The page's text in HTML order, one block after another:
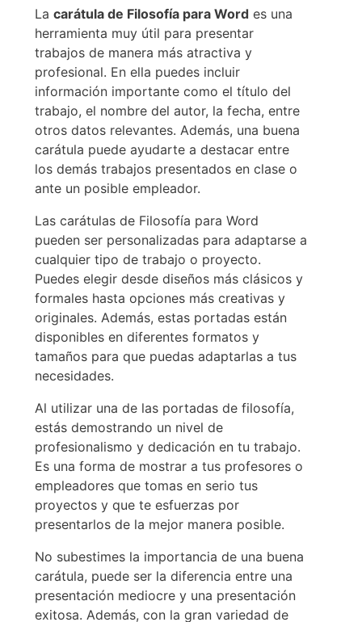
La carátula de Filosofía para Word es una
herramienta muy útil para presentar
trabajos de manera más atractiva y
profesional. En ella puedes incluir
información importante como el título del
trabajo, el nombre del autor, la fecha, entre
otros datos relevantes. Además, una buena
carátula puede ayudarte a destacar entre
los demás trabajos presentados en clase o
ante un posible empleador.
Las carátulas de Filosofía para Word
pueden ser personalizadas para adaptarse a
cualquier tipo de trabajo o proyecto.
Puedes elegir desde diseños más clásicos y
formales hasta opciones más creativas y
originales. Además, estas portadas están
disponibles en diferentes formatos y
tamaños para que puedas adaptarlas a tus
necesidades.
Al utilizar una de las portadas de filosofía,
estás demostrando un nivel de
profesionalismo y dedicación en tu trabajo.
Es una forma de mostrar a tus profesores o
empleadores que tomas en serio tus
proyectos y que te esfuerzas por
presentarlos de la mejor manera posible.
No subestimes la importancia de una buena
carátula, puede ser la diferencia entre una
presentación mediocre y una presentación
exitosa. Además, con la gran variedad de